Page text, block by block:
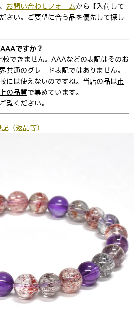
お問い合わせフォーム から【入荷して
さい。ご要望に合う品を優先して探し
ですか？
できません。AAAなどの表記はそのお
共通のグレード表記ではありません。
には使えないのですね。当店の品は市
の品質で集めています。
覧ください。
（返品等）